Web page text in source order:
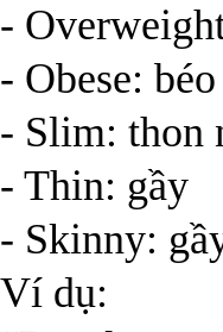
-
- Obese:
- Slim: thon
- Thin: gầy
- Skinny:
Ví dụ: